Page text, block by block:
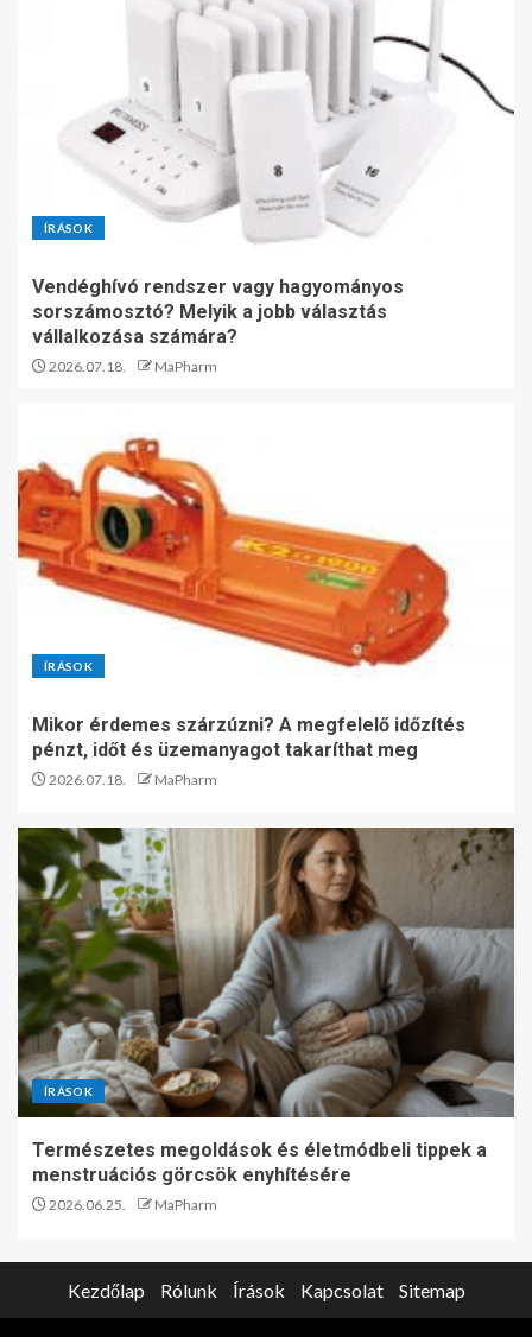
ÍRÁSOK
Vendéghívó rendszer vagy hagyományos
sorszámosztó? Melyik a jobb választás
vállalkozása számára?
2026.07.18. MaPharm
ÍRÁSOK
Mikor érdemes szárzúzni? A megfelelő időzítés
pénzt, időt és üzemanyagot takaríthat meg
2026.07.18. MaPharm
ÍRÁSOK
Természetes megoldások és életmódbeli tippek a
menstruációs görcsök enyhítésére
2026.06.25. MaPharm
Kezdőlap Rólunk Írások Kapcsolat Sitemap